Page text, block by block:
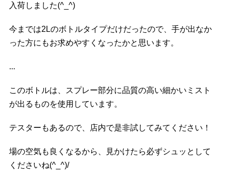
入荷しました(^_^)
今までは2Lのボトルタイプだけだったので、手が出なか
った方にもお求めやすくなったかと思います。
...
このボトルは、スプレー部分に品質の高い細かいミスト
が出るものを使用しています。
テスターもあるので、店内で是非試してみてください！
場の空気も良くなるから、見かけたら必ずシュッとして
くださいね(^_^)/